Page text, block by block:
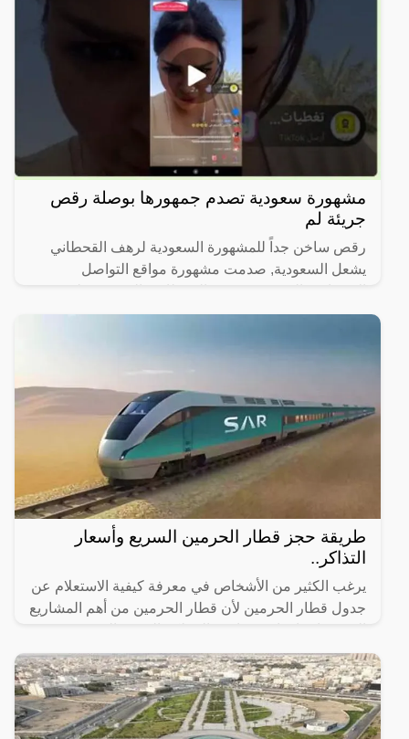
مشهورة سعودية تصدم جمهورها بوصلة رقص
جريئة لم
رقص ساخن جداً للمشهورة السعودية لرهف القحطاني
يشعل السعودية, صدمت مشهورة مواقع التواصل
رقصها والميكاج الذي
طريقة حجز قطار الحرمين السريع وأسعار
التذاكر..
يرغب الكثير من الأشخاص في معرفة كيفية الاستعلام عن
جدول قطار الحرمين لأن قطار الحرمين من أهم المشاريع